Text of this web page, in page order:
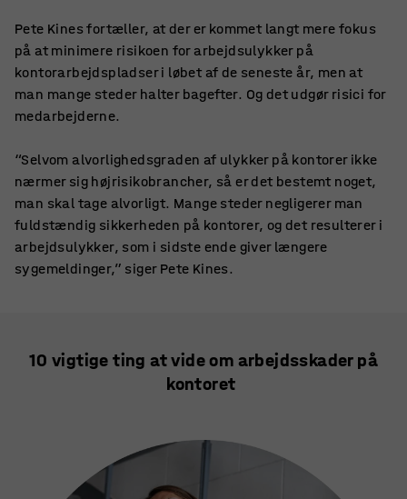
Pete Kines fortæller, at der er kommet langt mere fokus
på at minimere risikoen for arbejdsulykker på
kontorarbejdspladser i løbet af de seneste år, men at
man mange steder halter bagefter. Og det udgør risici for
medarbejderne.
“Selvom alvorlighedsgraden af ulykker på kontorer ikke
nærmer sig højrisikobrancher, så er det bestemt noget,
man skal tage alvorligt. Mange steder negligerer man
fuldstændig sikkerheden på kontorer, og det resulterer i
arbejdsulykker, som i sidste ende giver længere
sygemeldinger,” siger Pete Kines.
10 vigtige ting at vide om arbejdsskader på
kontoret